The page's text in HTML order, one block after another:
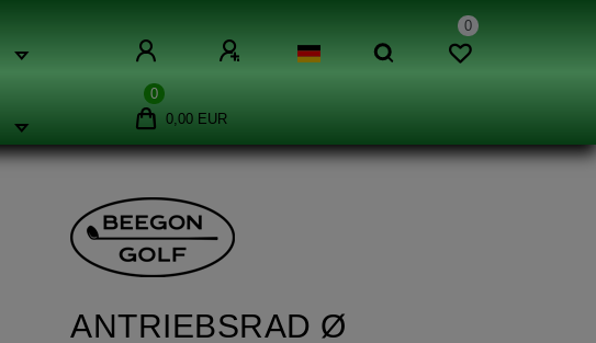
0
0
0,00 EUR
ANTRIEBSRAD Ø